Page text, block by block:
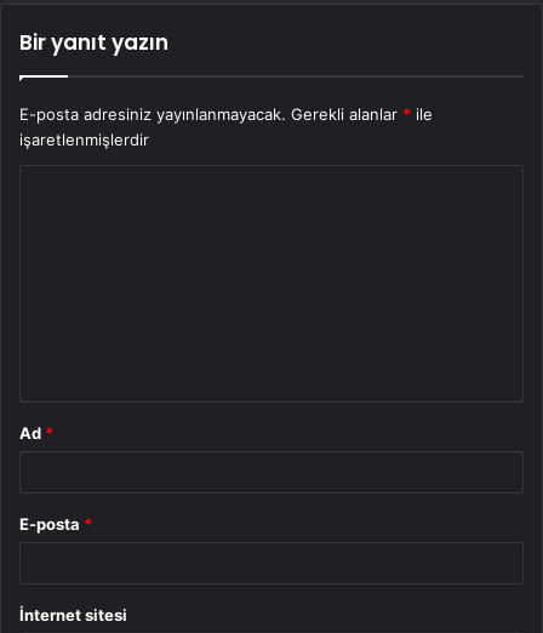
Bir yanıt yazın
E-posta adresiniz yayınlanmayacak. Gerekli alanlar * ile
işaretlenmişlerdir
Ad *
E-posta *
İnternet sitesi